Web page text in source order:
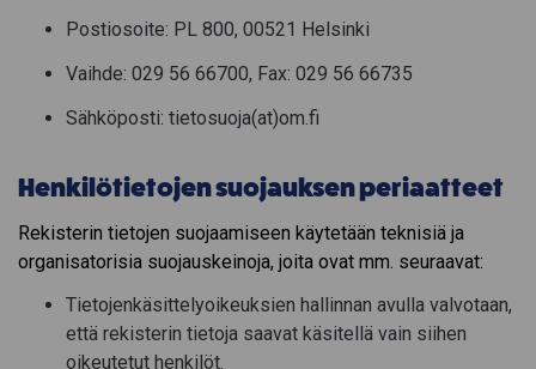
Postiosoite: PL 800, 00521 Helsinki
Vaihde: 029 56 66700, Fax: 029 56 66735
Sähköposti: tietosuoja(at)om.fi
Henkilötietojen suojauksen periaatteet
Rekisterin tietojen suojaamiseen käytetään teknisiä ja
organisatorisia suojauskeinoja, joita ovat mm. seuraavat:
Tietojenkäsittelyoikeuksien hallinnan avulla valvotaan,
että rekisterin tietoja saavat käsitellä vain siihen
oikeutetut henkilöt.